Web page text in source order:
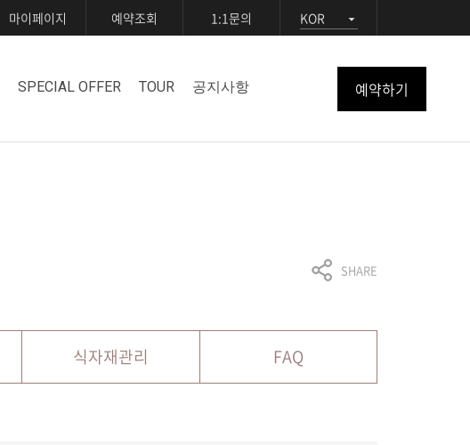
마이페이지 예약조회 1:1문의 KOR
SPECIAL OFFER TOUR 공지사항 예약하기
SHARE
식자재관리 FAQ